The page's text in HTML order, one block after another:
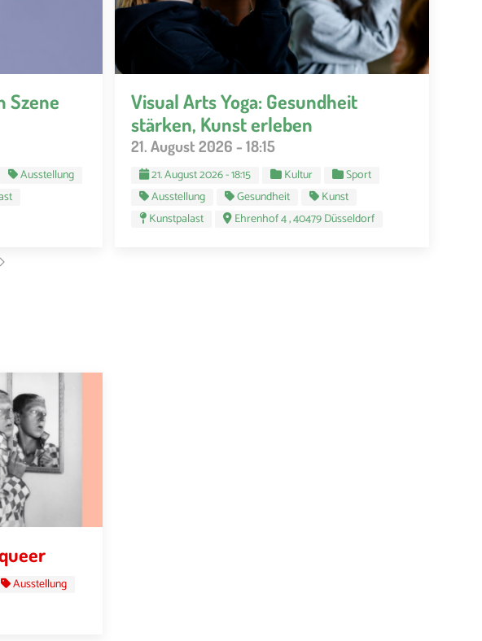
Szene
Ausstellung
Visual Arts Yoga: Gesundheit
stärken, Kunst erleben
21. August 2026 - 18:15
21. August 2026 - 18:15 Kultur
Sport
Ausstellung
Gesundheit
Kunst
Kunstpalast
Ehrenhof 4 , 40479 Düsseldorf
Ausstellung